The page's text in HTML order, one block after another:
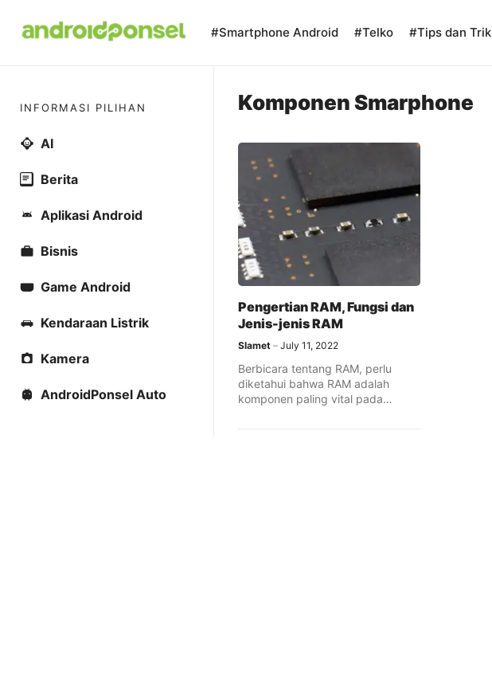
#Smartphone Android #Telko #Tips dan Trik
Komponen Smarphone
Pengertian RAM, Fungsi dan
Jenis-jenis RAM
Slamet July 11, 2022
Berbicara tentang RAM, perlu
diketahui bahwa RAM adalah
komponen paling vital pada
INFORMASI PILIHAN
AI
Berita
Aplikasi Android
Bisnis
Game Android
Kendaraan Listrik
Kamera
AndroidPonsel Auto